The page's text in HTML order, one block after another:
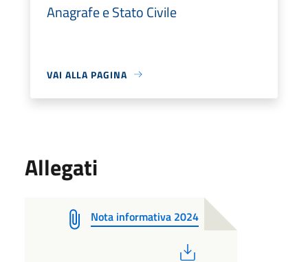
Anagrafe e Stato Civile
VAI ALLA PAGINA
Allegati
Nota informativa 2024